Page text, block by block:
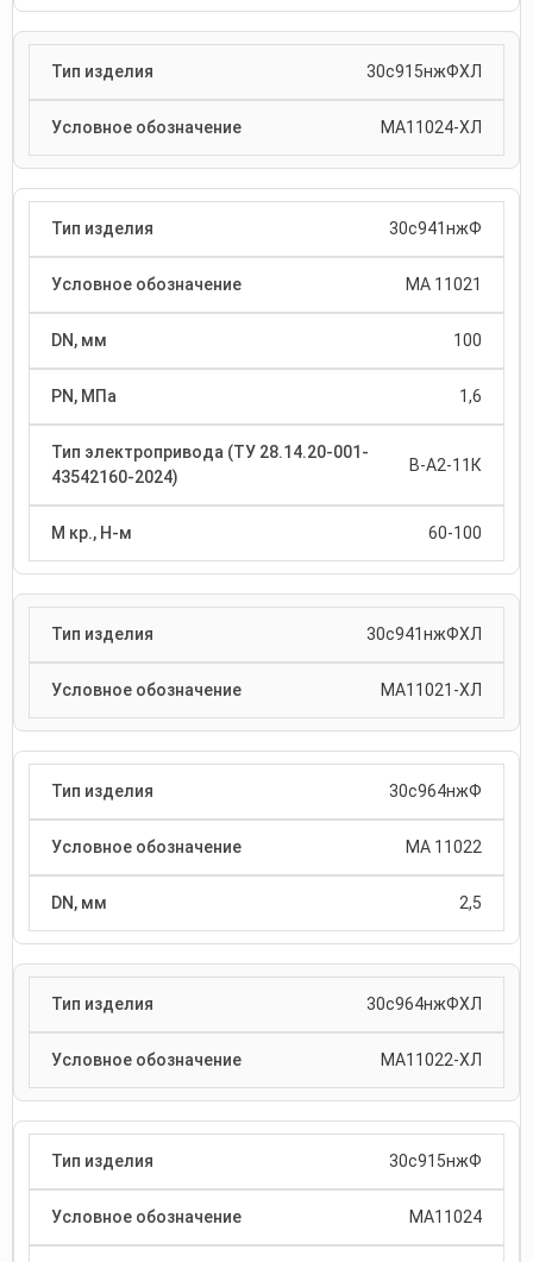
30с915нжФХЛ
МА11024-ХЛ
30с941нжФ
МА 11021
100
1,6
В-А2-11К
60-100
30с941нжФХЛ
МА11021-ХЛ
30с964нжФ
МА 11022
2,5
30с964нжФХЛ
МА11022-ХЛ
30с915нжФ
МА11024